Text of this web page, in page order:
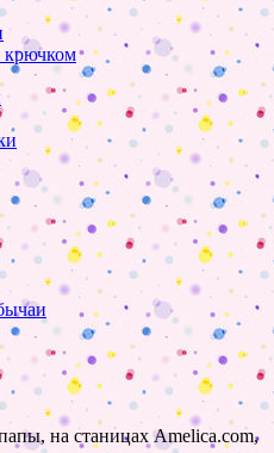
крючком
на станицах Amelica.com,